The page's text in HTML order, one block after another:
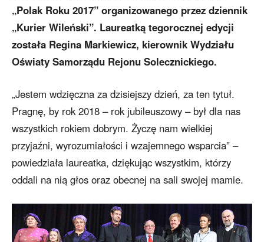
„Polak Roku 2017” organizowanego przez dziennik
„Kurier Wileński”. Laureatką tegorocznej edycji
została Regina Markiewicz, kierownik Wydziału
Oświaty Samorządu Rejonu Solecznickiego.
„Jestem wdzięczna za dzisiejszy dzień, za ten tytuł.
Pragnę, by rok 2018 – rok jubileuszowy – był dla nas
wszystkich rokiem dobrym. Życzę nam wielkiej
przyjaźni, wyrozumiałości i wzajemnego wsparcia” –
powiedziała laureatka, dziękując wszystkim, którzy
oddali na nią głos oraz obecnej na sali swojej mamie.